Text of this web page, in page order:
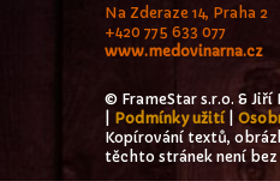
Na Zderaze 14, Praha 2
+420 775 633 077
www.medovinarna.cz
© FrameStar s.r.o. & Jiří
Podmínky užití|
Kopírování textů,
těchto stránek není bez